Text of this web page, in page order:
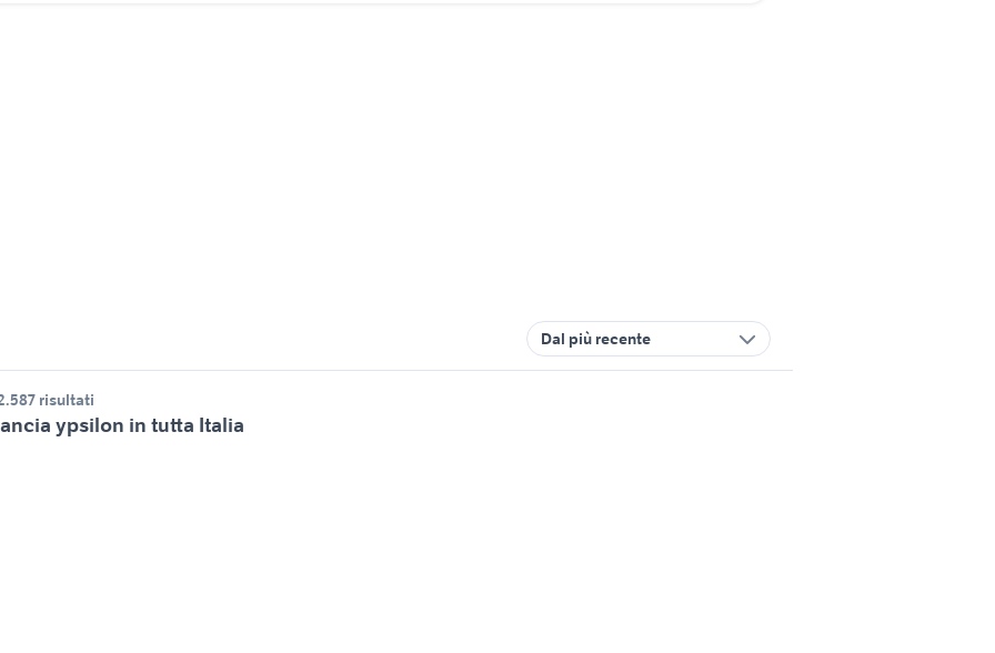
Dal più recente
risultati
ypsilon in tutta Italia